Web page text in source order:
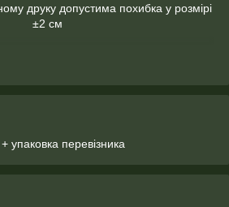
друку допустима похибка у розмірі
±2 см
упаковка перевізника